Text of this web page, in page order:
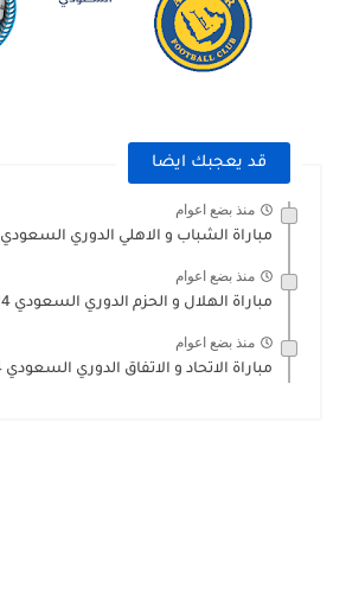
قد يعجبك ايضا
منذ بضع اعوام
مباراة الشباب و الاهلي الدوري السعودي 2023/2024
منذ بضع اعوام
مباراة الهلال و الحزم الدوري السعودي 2023/2024
منذ بضع اعوام
مباراة الاتحاد و الاتفاق الدوري السعودي 2023/2024